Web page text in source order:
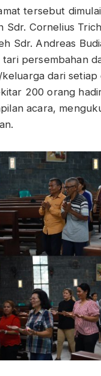
tersebut
Sdr. Cornelius
Sdr. Andreas
persembahan
dari
200 orang
acara,